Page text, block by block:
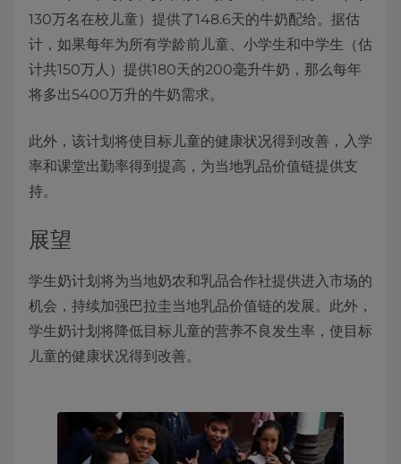
130万名在校儿童）提供了148.6天的牛奶配给。据估
计，如果每年为所有学龄前儿童、小学生和中学生（估
计共150万人）提供180天的200毫升牛奶，那么每年
将多出5400万升的牛奶需求。
此外，该计划将使目标儿童的健康状况得到改善，入学
率和课堂出勤率得到提高，为当地乳品价值链提供支
持。
展望
学生奶计划将为当地奶农和乳品合作社提供进入市场的
机会，持续加强巴拉圭当地乳品价值链的发展。此外，
学生奶计划将降低目标儿童的营养不良发生率，使目标
儿童的健康状况得到改善。